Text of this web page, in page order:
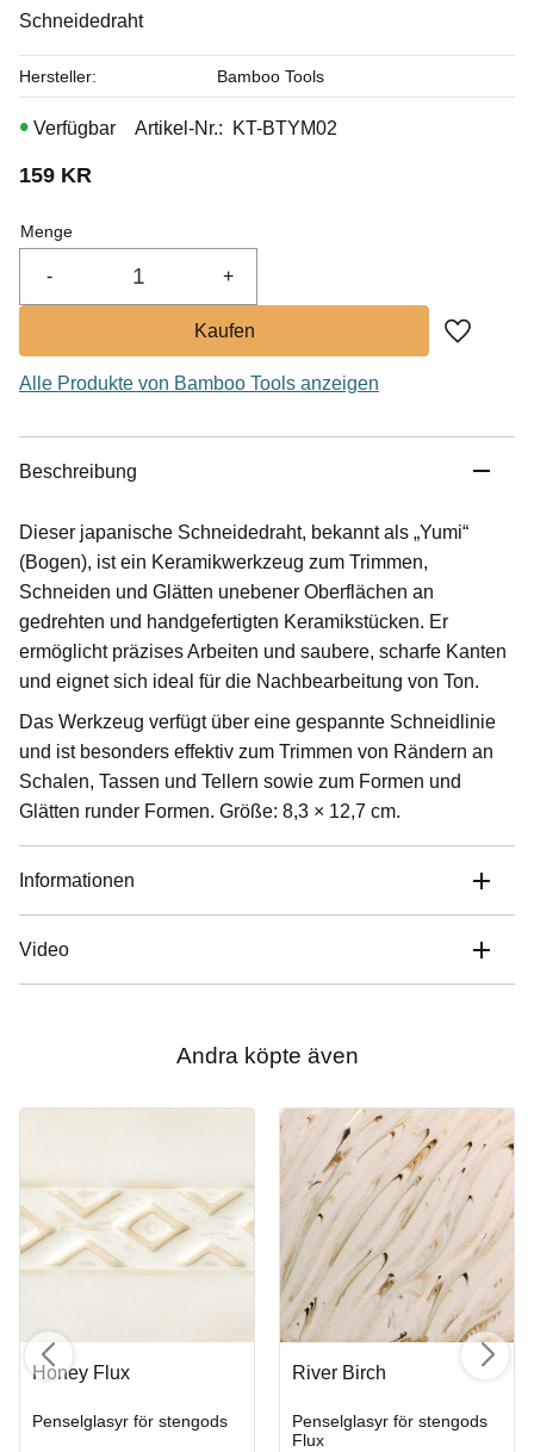
Schneidedraht
159 KR
Menge
+
-
Zu
Artikel-Nr. KT-BTYM02
Hersteller Bamboo Tools
Alle Produkte von Bamboo Tools anzeigen
Beschreibung
Dieser japanische Schneidedraht, bekannt als „Yumi“
(Bogen), ist ein Keramikwerkzeug zum Trimmen,
Schneiden und Glätten unebener Oberflächen an
gedrehten und handgefertigten Keramikstücken. Er
ermöglicht präzises Arbeiten und saubere, scharfe Kanten
und eignet sich ideal für die Nachbearbeitung von Ton.
Das Werkzeug verfügt über eine gespannte Schneidlinie
und ist besonders effektiv zum Trimmen von Rändern an
Schalen, Tassen und Tellern sowie zum Formen und
Glätten runder Formen. Größe: 8,3 × 12,7 cm.
Informationen
Video
Andra köpte även
Honey Flux
Penselglasyr för stengods
River Birch
Penselglasyr för stengods
Flux